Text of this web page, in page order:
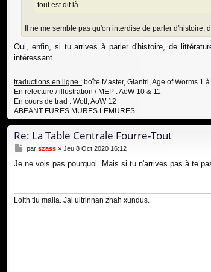
tout est dit là
Il ne me semble pas qu'on interdise de parler d'histoire,
Oui, enfin, si tu arrives à parler d'histoire, de
intéressant.
traductions en ligne : boîte Master, Glantri, Age of Worms 1 à
En relecture / illustration / MEP : AoW 10 & 11
En cours de trad : WotI, AoW 12
ABEANT FURES MURES LEMURES
Re: La Table Centrale Fourre-Tout
M
s
g
e
par szass » Jeu 8 Oct 2020 16:12
Je ne vois pas pourquoi. Mais si tu n'arrives pas à te
Lolth tlu malla. Jal ultrinnan zhah xundus.